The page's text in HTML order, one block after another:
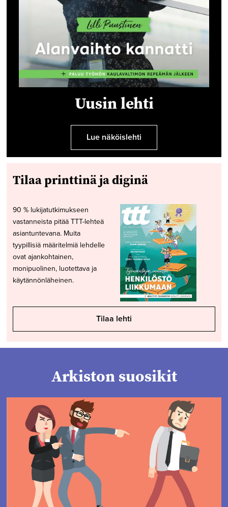
Uusin lehti
Lue näköislehti
Tilaa printtinä ja diginä
90 % lukijatutkimukseen
vastanneista pitää TTT-lehteä
asiantuntevana. Muita
tyypillisiä määritelmiä lehdelle
ovat ajankohtainen,
monipuolinen, luotettava ja
käytännönläheinen.
Tilaa lehti
Arkiston suosikit